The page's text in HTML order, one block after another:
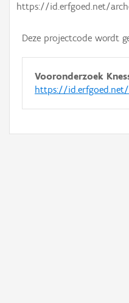
https://id.erfgoed.net/
Deze projectcode wordt
Vooronderzoek
https://